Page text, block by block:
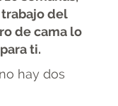
del
de cama lo
ti.
hay dos